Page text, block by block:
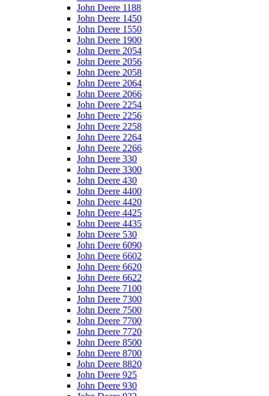
John Deere 1188
John Deere 1450
John Deere 1550
John Deere 1900
John Deere 2054
John Deere 2056
John Deere 2058
John Deere 2064
John Deere 2066
John Deere 2254
John Deere 2256
John Deere 2258
John Deere 2264
John Deere 2266
John Deere 330
John Deere 3300
John Deere 430
John Deere 4400
John Deere 4420
John Deere 4425
John Deere 4435
John Deere 530
John Deere 6090
John Deere 6602
John Deere 6620
John Deere 6622
John Deere 7100
John Deere 7300
John Deere 7500
John Deere 7700
John Deere 7720
John Deere 8500
John Deere 8700
John Deere 8820
John Deere 925
John Deere 930